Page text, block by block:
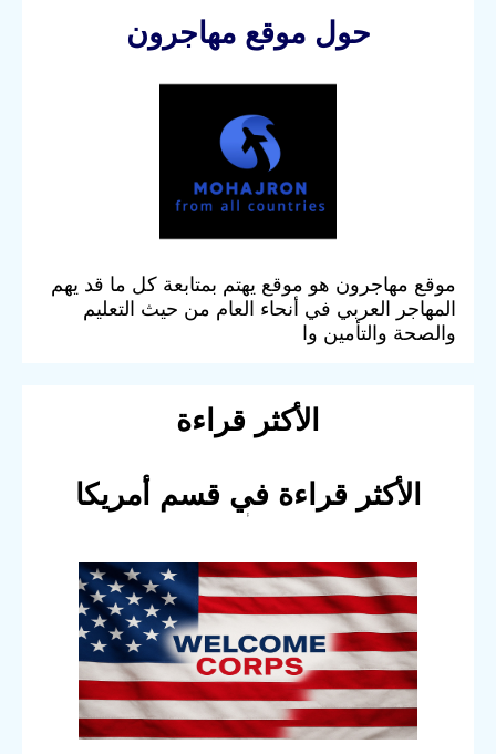
حول موقع مهاجرون
موقع مهاجرون هو موقع يهتم بمتابعة كل ما قد يهم
المهاجر العربي في أنحاء العام من حيث التعليم
والصحة والتأمين وا
الأكثر قراءة
الأكثر قراءة في قسم أمريكا